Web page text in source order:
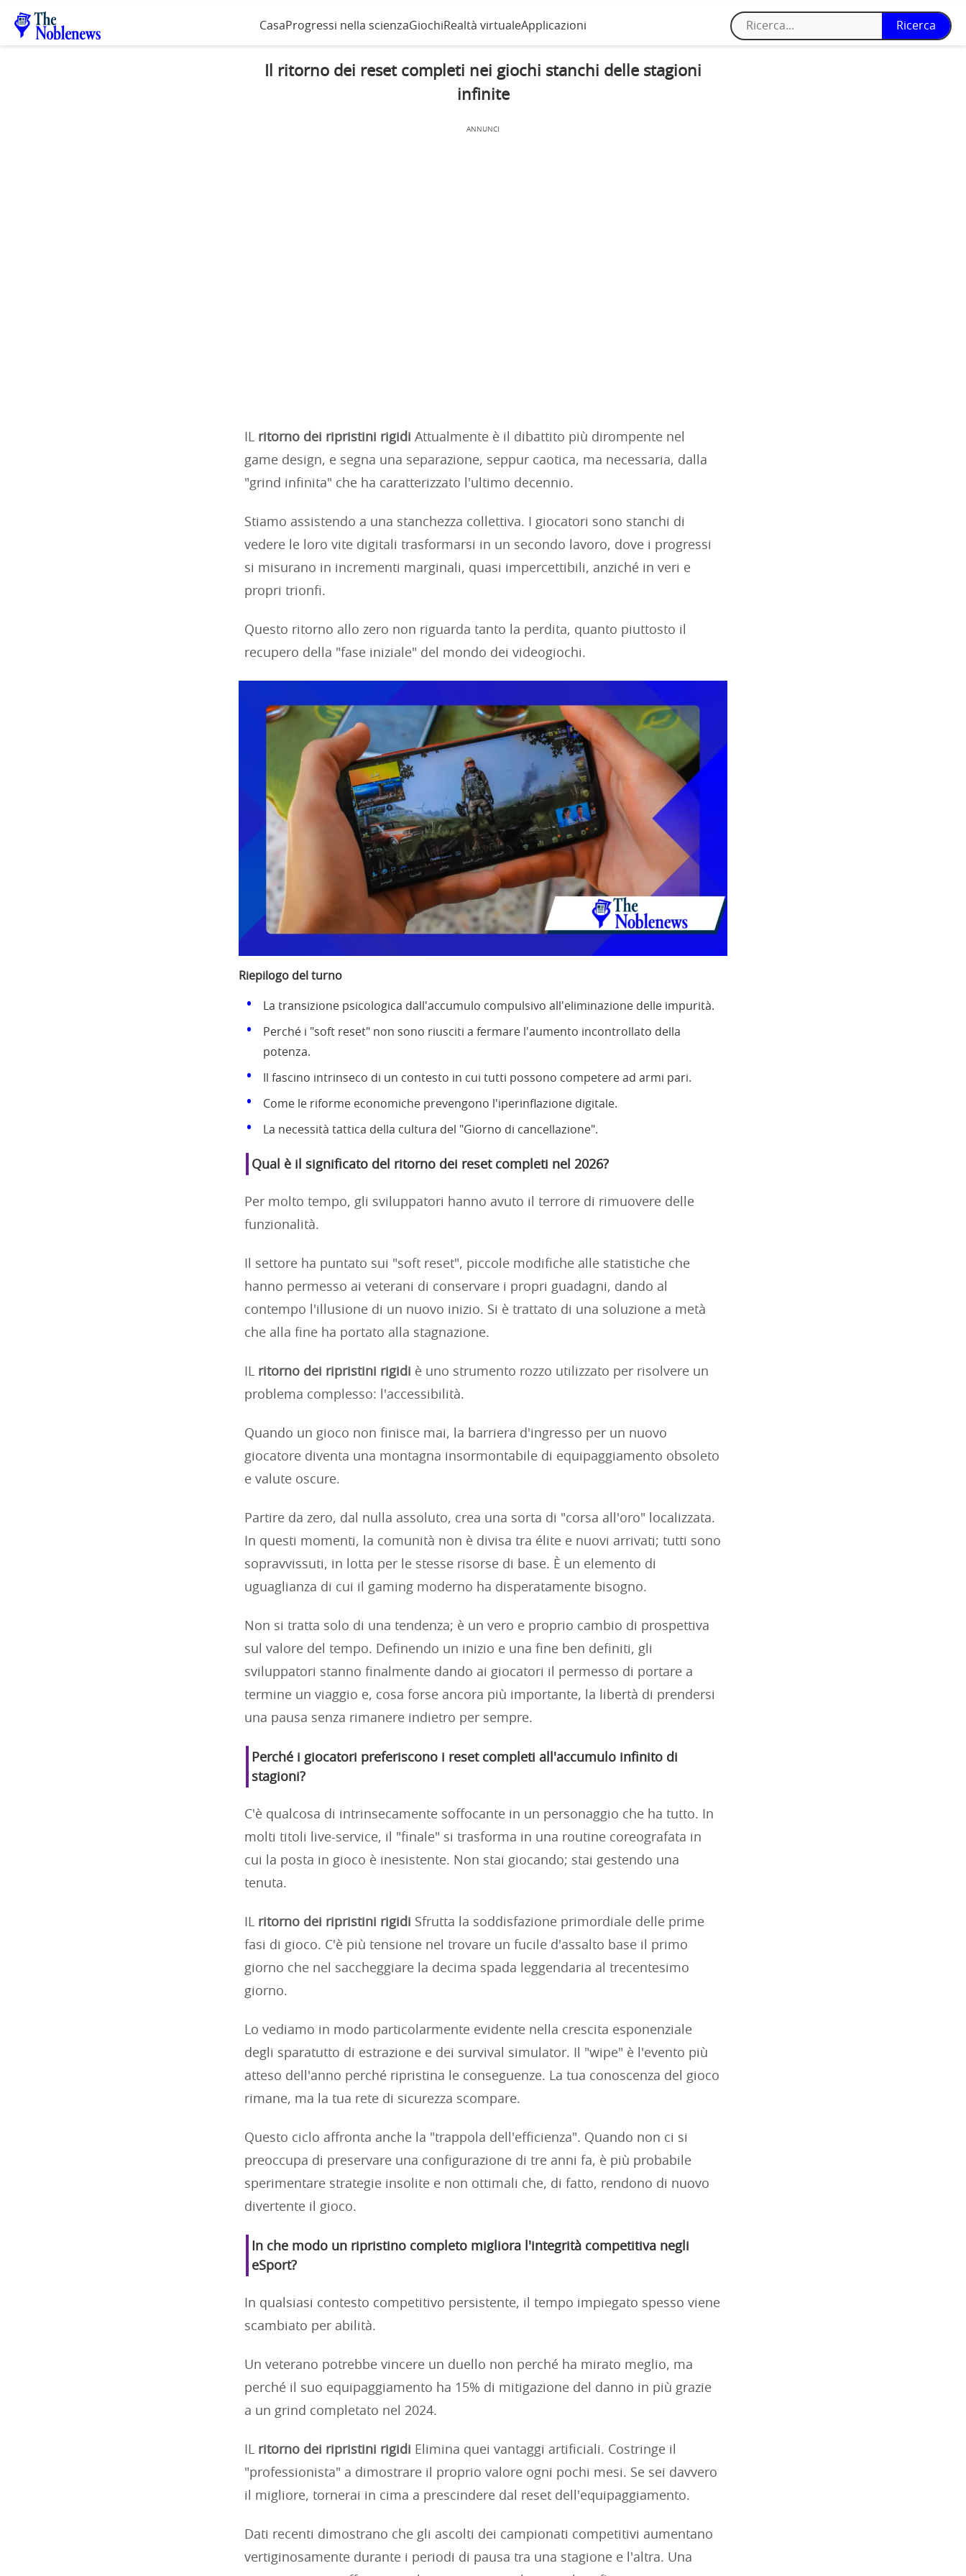
Casa Progressi nella scienzaGiochi Realtà virtualeApplicazioni
Il ritorno dei reset completi nei giochi stanchi delle stagioni
infinite
ANNUNCI
IL ritorno dei ripristini rigidi Attualmente è il dibattito più dirompente nel
game design, e segna una separazione, seppur caotica, ma necessaria, dalla
"grind infinita" che ha caratterizzato l'ultimo decennio.
Stiamo assistendo a una stanchezza collettiva. I giocatori sono stanchi di
vedere le loro vite digitali trasformarsi in un secondo lavoro, dove i progressi
si misurano in incrementi marginali, quasi impercettibili, anziché in veri e
propri trionfi.
Questo ritorno allo zero non riguarda tanto la perdita, quanto piuttosto il
recupero della "fase iniziale" del mondo dei videogiochi.
Riepilogo del turno
La transizione psicologica dall'accumulo compulsivo all'eliminazione delle impurità.
Perché i "soft reset" non sono riusciti a fermare l'aumento incontrollato della
potenza.
Il fascino intrinseco di un contesto in cui tutti possono competere ad armi pari.
Come le riforme economiche prevengono l'iperinflazione digitale.
La necessità tattica della cultura del "Giorno di cancellazione".
Qual è il significato del ritorno dei reset completi nel 2026?
Per molto tempo, gli sviluppatori hanno avuto il terrore di rimuovere delle
funzionalità.
Il settore ha puntato sui "soft reset", piccole modifiche alle statistiche che
hanno permesso ai veterani di conservare i propri guadagni, dando al
contempo l'illusione di un nuovo inizio. Si è trattato di una soluzione a metà
che alla fine ha portato alla stagnazione.
IL ritorno dei ripristini rigidi è uno strumento rozzo utilizzato per risolvere un
problema complesso: l'accessibilità.
Quando un gioco non finisce mai, la barriera d'ingresso per un nuovo
giocatore diventa una montagna insormontabile di equipaggiamento obsoleto
e valute oscure.
Partire da zero, dal nulla assoluto, crea una sorta di "corsa all'oro" localizzata.
In questi momenti, la comunità non è divisa tra élite e nuovi arrivati; tutti sono
sopravvissuti, in lotta per le stesse risorse di base. È un elemento di
uguaglianza di cui il gaming moderno ha disperatamente bisogno.
Non si tratta solo di una tendenza; è un vero e proprio cambio di prospettiva
sul valore del tempo. Definendo un inizio e una fine ben definiti, gli
sviluppatori stanno finalmente dando ai giocatori il permesso di portare a
termine un viaggio e, cosa forse ancora più importante, la libertà di prendersi
una pausa senza rimanere indietro per sempre.
Perché i giocatori preferiscono i reset completi all'accumulo infinito di
stagioni?
C'è qualcosa di intrinsecamente soffocante in un personaggio che ha tutto. In
molti titoli live-service, il "finale" si trasforma in una routine coreografata in
cui la posta in gioco è inesistente. Non stai giocando; stai gestendo una
tenuta.
IL ritorno dei ripristini rigidi Sfrutta la soddisfazione primordiale delle prime
fasi di gioco. C'è più tensione nel trovare un fucile d'assalto base il primo
giorno che nel saccheggiare la decima spada leggendaria al trecentesimo
giorno.
Lo vediamo in modo particolarmente evidente nella crescita esponenziale
degli sparatutto di estrazione e dei survival simulator. Il "wipe" è l'evento più
atteso dell'anno perché ripristina le conseguenze. La tua conoscenza del gioco
rimane, ma la tua rete di sicurezza scompare.
Questo ciclo affronta anche la "trappola dell'efficienza". Quando non ci si
preoccupa di preservare una configurazione di tre anni fa, è più probabile
sperimentare strategie insolite e non ottimali che, di fatto, rendono di nuovo
divertente il gioco.
In che modo un ripristino completo migliora l'integrità competitiva negli
eSport?
In qualsiasi contesto competitivo persistente, il tempo impiegato spesso viene
scambiato per abilità.
Un veterano potrebbe vincere un duello non perché ha mirato meglio, ma
perché il suo equipaggiamento ha 15% di mitigazione del danno in più grazie
a un grind completato nel 2024.
IL ritorno dei ripristini rigidi Elimina quei vantaggi artificiali. Costringe il
"professionista" a dimostrare il proprio valore ogni pochi mesi. Se sei davvero
il migliore, tornerai in cima a prescindere dal reset dell'equipaggiamento.
Dati recenti dimostrano che gli ascolti dei campionati competitivi aumentano
vertiginosamente durante i periodi di pausa tra una stagione e l'altra. Una